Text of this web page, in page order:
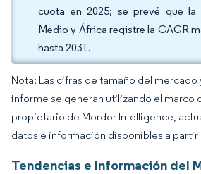
cuota en 2025; se prevé que
Medio y África registre la CAGR
hasta 2031.
Nota: Las cifras de tamaño del
informe se generan utilizando el marco
propietario de Mordor Intelligence,
datos e información disponibles a partir
Tendencias e Información del